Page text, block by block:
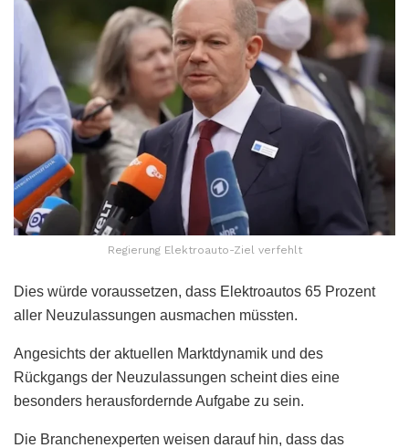
Regierung Elektroauto-Ziel verfehlt
Dies würde voraussetzen, dass Elektroautos 65 Prozent
aller Neuzulassungen ausmachen müssten.
Angesichts der aktuellen Marktdynamik und des
Rückgangs der Neuzulassungen scheint dies eine
besonders herausfordernde Aufgabe zu sein.
Die Branchenexperten weisen darauf hin, dass das